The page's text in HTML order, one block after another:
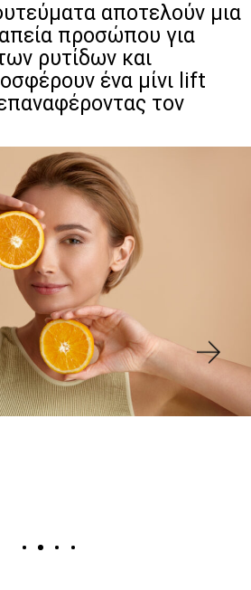
αποτελούν μια
προσώπου για
ρυτίδων και
ένα μίνι lift
τον